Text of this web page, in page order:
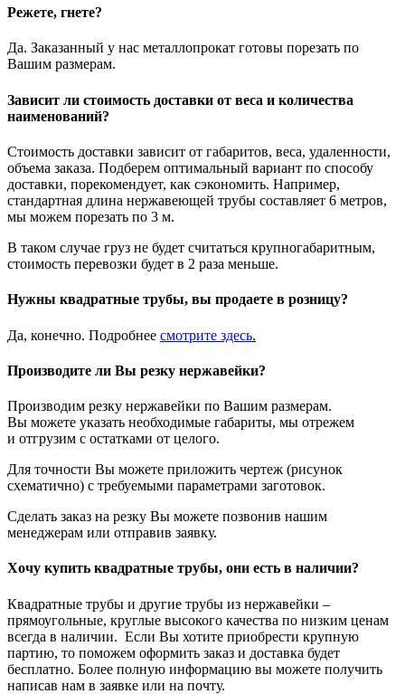
Режете, гнете?
Да. Заказанный у нас металлопрокат готовы порезать по
Вашим размерам.
Зависит ли стоимость доставки от веса и количества
наименований?
Стоимость доставки зависит от габаритов, веса, удаленности,
объема заказа. Подберем оптимальный вариант по способу
доставки, порекомендует, как сэкономить. Например,
стандартная длина нержавеющей трубы составляет 6 метров,
мы можем порезать по 3 м.
В таком случае груз не будет считаться крупногабаритным,
стоимость перевозки будет в 2 раза меньше.
Нужны квадратные трубы, вы продаете в розницу?
Да, конечно. Подробнее смотрите здесь.
Производите ли Вы резку нержавейки?
Производим резку нержавейки по Вашим размерам.
Вы можете указать необходимые габариты, мы отрежем
и отгрузим с остатками от целого.
Для точности Вы можете приложить чертеж (рисунок
схематично) с требуемыми параметрами заготовок.
Сделать заказ на резку Вы можете позвонив нашим
менеджерам или отправив заявку.
Хочу купить квадратные трубы, они есть в наличии?
Квадратные трубы и другие трубы из нержавейки –
прямоугольные, круглые высокого качества по низким ценам
всегда в наличии. Если Вы хотите приобрести крупную
партию, то поможем оформить заказ и доставка будет
бесплатно. Более полную информацию вы можете получить
написав нам в заявке или на почту.